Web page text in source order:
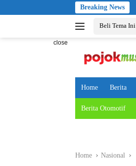
to
Breaking News
Beli Tema Ini
close
Home Berita
Berita Otomotif
Home Nasional